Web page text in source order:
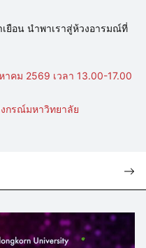
ยือน นำพาเราสู่ห้วงอารมณ์ที่
าคม 2569 เวลา 13.00-17.00
รณ์มหาวิทยาลัย